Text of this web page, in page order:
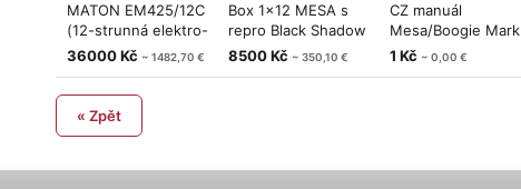
MATON EM425/12C
(12-strunná elektro-
akustická
36000 Kč ~ 1482,70 €
Box 1x12 MESA s
repro Black Shadow
Eminence M
8500 Kč ~ 350,10 €
CZ manuál
Mesa/Boogie Mark
IV
1 Kč ~ 0,00 €
« Zpět